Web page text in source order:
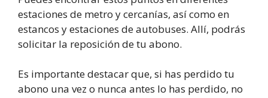
estaciones de metro y cercanías, así como en
estancos y estaciones de autobuses. Allí, podrás
solicitar la reposición de tu abono.
Es importante destacar que, si has perdido tu
abono una vez o nunca antes lo has perdido, no